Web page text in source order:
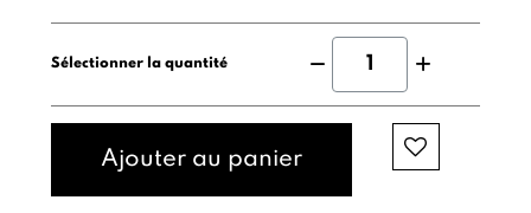
Sélectionner la quantité
Ajouter au panier